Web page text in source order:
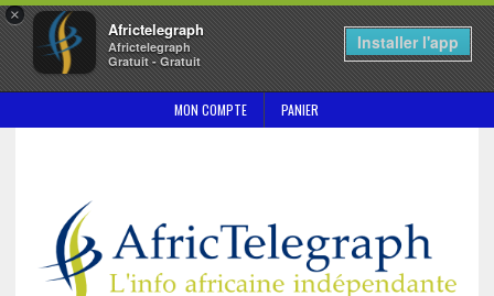
×
Africtelegraph
Africtelegraph
Gratuit - Gratuit
Installer l'app
MON COMPTE PANIER